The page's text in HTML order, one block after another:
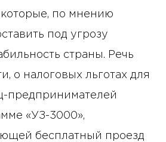
которые, по мнению
под угрозу
страны. Речь
о налоговых льготах для
предпринимателей
«УЗ-3000»,
бесплатный проезд